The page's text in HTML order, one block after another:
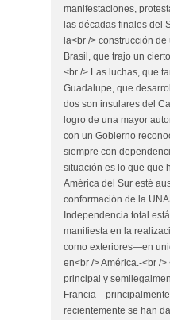
manifestaciones,
las décadas finales del
la<br /> construcción
Brasil, que trajo un
<br /> Las luchas, que
Guadalupe, que
dos son insulares del
logro de una mayor
con un Gobierno
siempre con
situación es lo que que
América del Sur esté
conformación de la
Independencia total
manifiesta en la
como exteriores—en
en<br /> América.-<br /
principal y
recientemente se han